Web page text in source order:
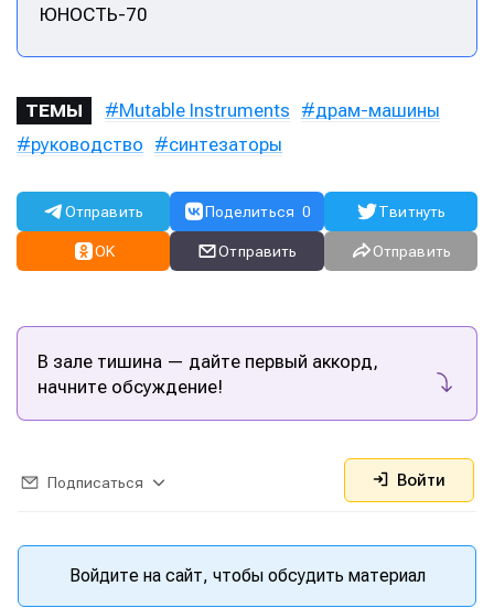
ЮНОСТЬ-70
ТЕМЫ Mutable Instruments
драм-машины
руководство
синтезаторы
Отправить Поделиться 0 Твитнуть
OK Отправить Отправить
В зале тишина — дайте первый аккорд,
начните обсуждение!
Подписаться Войти
Войдите на сайт, чтобы обсудить материал